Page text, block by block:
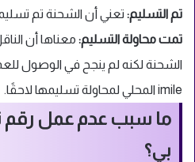
تم التسليم: تعني أن الشحنة تم
تمت محاولة التسليم: معناها أن
الشحنة لكنه لم ينجح في الوصول
imile المحلي لمحاولة تسليمها لاحقًا.
بي؟